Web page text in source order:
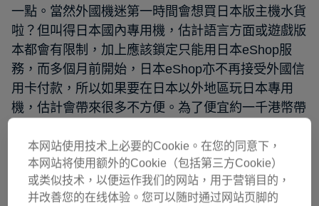
一點。當然外國機迷第一時間會想買日本版主機水貨
啦？但叫得日本國內專用機，估計語言方面或遊戲版
本都會有限制，加上應該鎖定只能用日本eShop服
務，而多個月前開始，日本eShop亦不再接受外國信
用卡付款，所以如果要在日本以外地區玩日本專用
機，估計會帶來很多不方便。為了便宜約一千港幣帶
行貨版穩陣。
而這個安排，亦很得日本機迷歡心，因為看得出任天
堂有花心思對抗來自某些地區的「黃牛」。
本网站使用技术上必要的Cookie。在您的同意下，
本网站将使用额外的Cookie（包括第三方Cookie）
或类似技术，以便运作我们的网站，用于营销目的，
并改善您的在线体验。您可以随时通过网站页脚的